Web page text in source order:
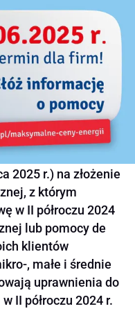
2025 r.) na złożenie
z którym
w II półroczu 2024
lub pomocy de
klientów
, małe i średnie
uprawnienia do
II półroczu 2024 r.